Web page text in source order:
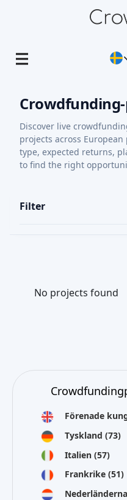
Discover live
projects across
type, expected returns,
to find the right
Filter
No projects found
Förenade
Tyskland (73)
Italien (57)
Frankrike (51)
Nederländerna